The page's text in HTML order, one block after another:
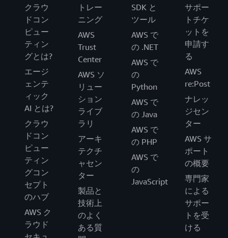
クラウ
ドコン
ピュー
ティン
グとは?
エージ
ェンテ
ィック
AI とは?
クラウ
ドコン
ピュー
ティン
グコン
セプト
のハブ
AWS ク
ラウド
トレー
ニング
AWS
Trust
Center
AWS ソ
リュー
ション
ライブ
ラリ
アーキ
テクチ
ャセン
ター
製品と
技術上
のよく
ある質
SDK と
ツール
AWS で
の .NET
AWS で
の
Python
AWS で
の Java
AWS で
の PHP
AWS で
の
JavaScript
サポー
トチケ
ットを
申請す
る
AWS
re:Post
ナレッ
ジセン
ター
AWS サ
ポート
の概要
専門家
による
サポー
トを受
ける